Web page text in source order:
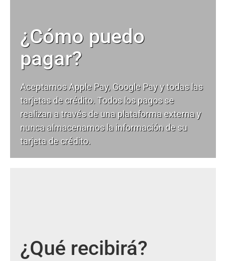
¿Cómo puedo
pagar?
Aceptamos Apple Pay, Google Pay y todas las
tarjetas de crédito. Todos los pagos se
realizan a través de una plataforma externa y
nunca almacenamos la información de su
tarjeta de crédito.
¿Qué recibirá?